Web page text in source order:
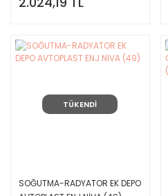
TÜKENDİ
SOĞUTMA-RADYATOR EK DEPO